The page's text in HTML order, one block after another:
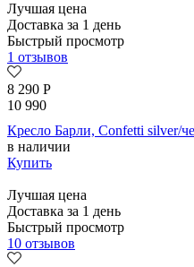
Лучшая цена
Доставка за 1 день
Быстрый просмотр
1 отзывов
8 290 Р
10 990
Кресло Барли, Confetti silver/
в наличии
Купить
Лучшая цена
Доставка за 1 день
Быстрый просмотр
10 отзывов